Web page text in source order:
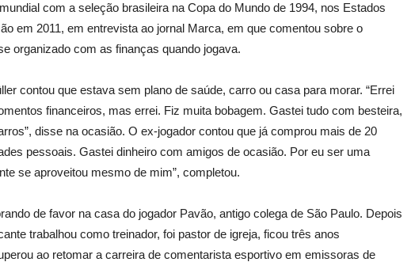
com a seleção brasileira na Copa do Mundo de 1994, nos Estados
em 2011, em entrevista ao jornal Marca, em que comentou sobre o
organizado com as finanças quando jogava.
contou que estava sem plano de saúde, carro ou casa para morar. “Errei
financeiros, mas errei. Fiz muita bobagem. Gastei tudo com besteira,
disse na ocasião. O ex-jogador contou que já comprou mais de 20
pessoais. Gastei dinheiro com amigos de ocasião. Por eu ser uma
se aproveitou mesmo de mim”, completou.
de favor na casa do jogador Pavão, antigo colega de São Paulo. Depois
trabalhou como treinador, foi pastor de igreja, ficou três anos
ao retomar a carreira de comentarista esportivo em emissoras de